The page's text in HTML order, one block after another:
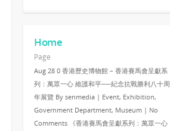
Home
Page
Aug 28 0 香港歷史博物館 – 香港賽馬會呈獻系
列：萬眾一心 維護和平──紀念抗戰勝利八十周
年展覽 By senmedia | Event, Exhibition,
Government Department, Museum | No
Comments 《香港賽馬會呈獻系列：萬眾一心